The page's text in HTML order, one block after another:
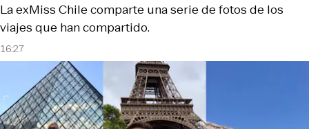
16:27
La exMiss Chile comparte una serie de fotos de los
viajes que han compartido.